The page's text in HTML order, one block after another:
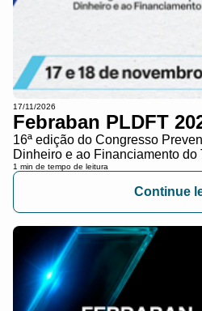
17/11/2026
Febraban PLDFT
16ª edição do Congresso
Dinheiro e ao Financiamento do
1 min de tempo de leitura
Continue